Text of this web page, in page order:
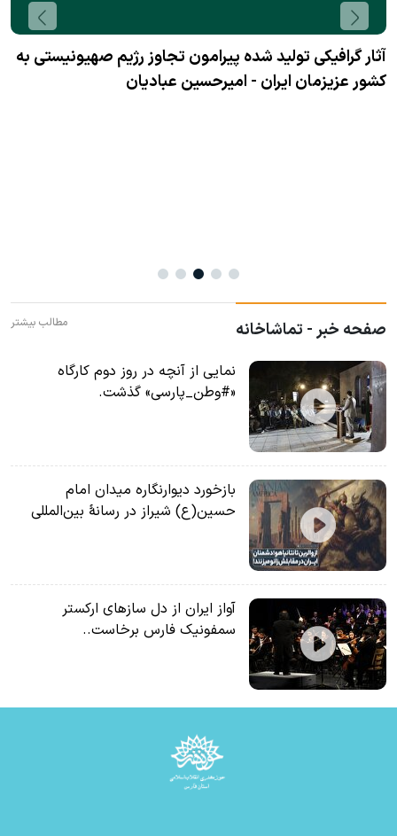
صفحه خبر - تماشاخانه مطالب بیشتر
نمایی از آنچه در روز دوم کارگاه
«#وطن_پارسی» گذشت.
بازخورد دیوارنگاره میدان امام
حسین(ع) شیراز در رسانۀ بین‌المللی
آواز ایران از دل سازهای ارکستر
سمفونیک فارس برخاست..